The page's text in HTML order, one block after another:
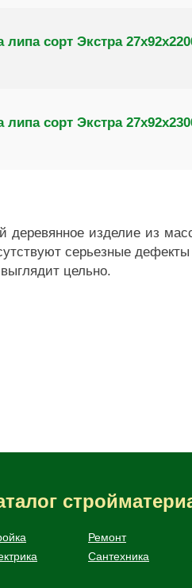
липа сорт Экстра
липа сорт Экстра
деревянное изделие из
серьезные
цельно.
Ремонт
Сантехника